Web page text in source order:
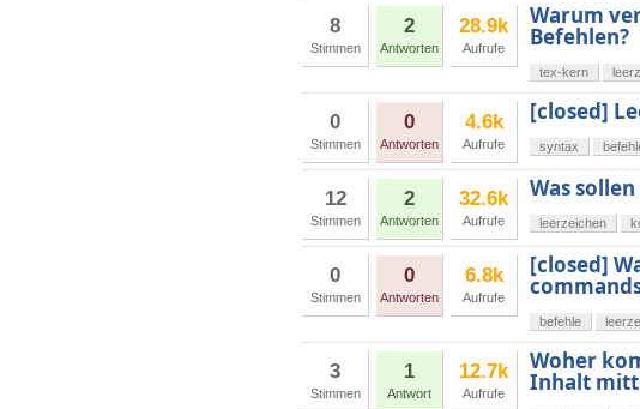
8
Stimmen
2
Antworten
28.9k
Aufrufe
Warum
Befehlen?
tex-kern
0
Stimmen
0
Antworten
4.6k
Aufrufe
[closed]
syntax
12
Stimmen
2
Antworten
32.6k
Aufrufe
Was
leerzeichen
0
Stimmen
0
Antworten
6.8k
Aufrufe
[closed]
befehle
3
Stimmen
1
Antwort
12.7k
Aufrufe
Woher
Inhalt